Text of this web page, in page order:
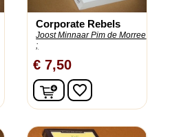
Corporate Rebels
Joost Minnaar Pim de Morree
;
€ 7,50
In winkelwagen
favorite_border